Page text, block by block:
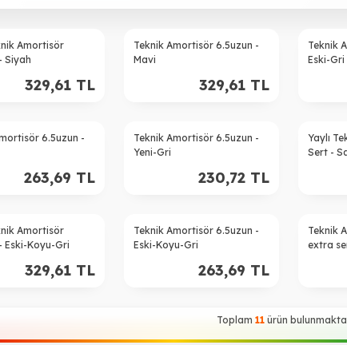
Amortisör
Siyah
329,61 TL
Teknik Amortisör 6.5uzun -
Mavi
329,61 TL
Teknik
Eski-Gri
6.5uzun -
263,69 TL
Teknik Amortisör 6.5uzun -
Yeni-Gri
230,72 TL
Yaylı
Sert -
Amortisör
Eski-Koyu-Gri
329,61 TL
Teknik Amortisör 6.5uzun -
Eski-Koyu-Gri
263,69 TL
Teknik
extra
Toplam 11ürün